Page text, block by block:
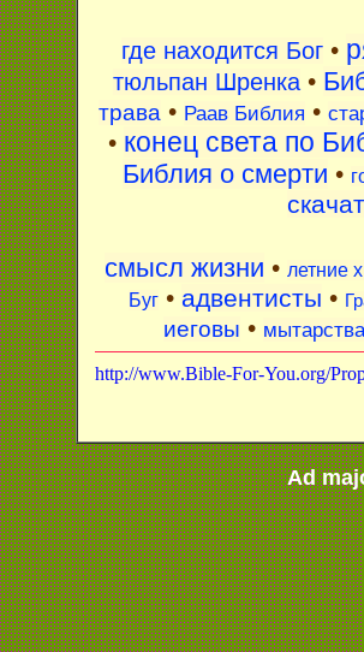
где находится Бог•
тюльпан Шренка•
трава • Раав Библия •
• конец света по
Библия о смерти •
смысл жизни • летние
Буг• адвентисты •
иеговы • мытарства
http://www.Bible-For-You.org/
Ad